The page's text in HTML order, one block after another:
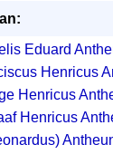
Eduard
Henricus
Henricus
Henricus